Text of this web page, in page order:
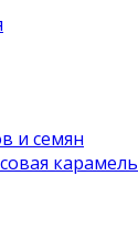
и семян